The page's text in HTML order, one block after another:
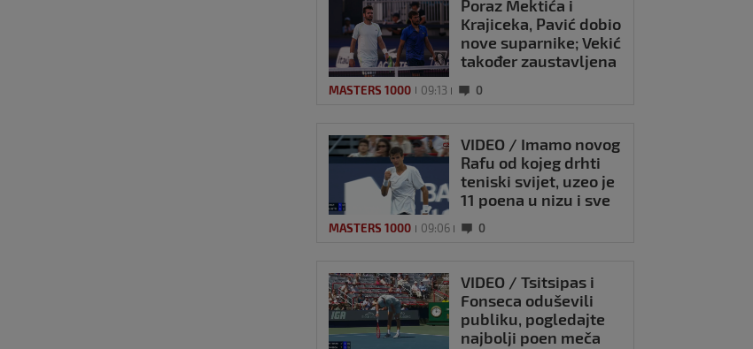
Poraz Mektića i
Krajiceka, Pavić dobio
nove suparnike; Vekić
također zaustavljena
MASTERS 1000 09:13 0
VIDEO / Imamo novog
Rafu od kojeg drhti
teniski svijet, uzeo je
11 poena u nizu i sve
MASTERS 1000 09:06 0
VIDEO / Tsitsipas i
Fonseca oduševili
publiku, pogledajte
najbolji poen meča